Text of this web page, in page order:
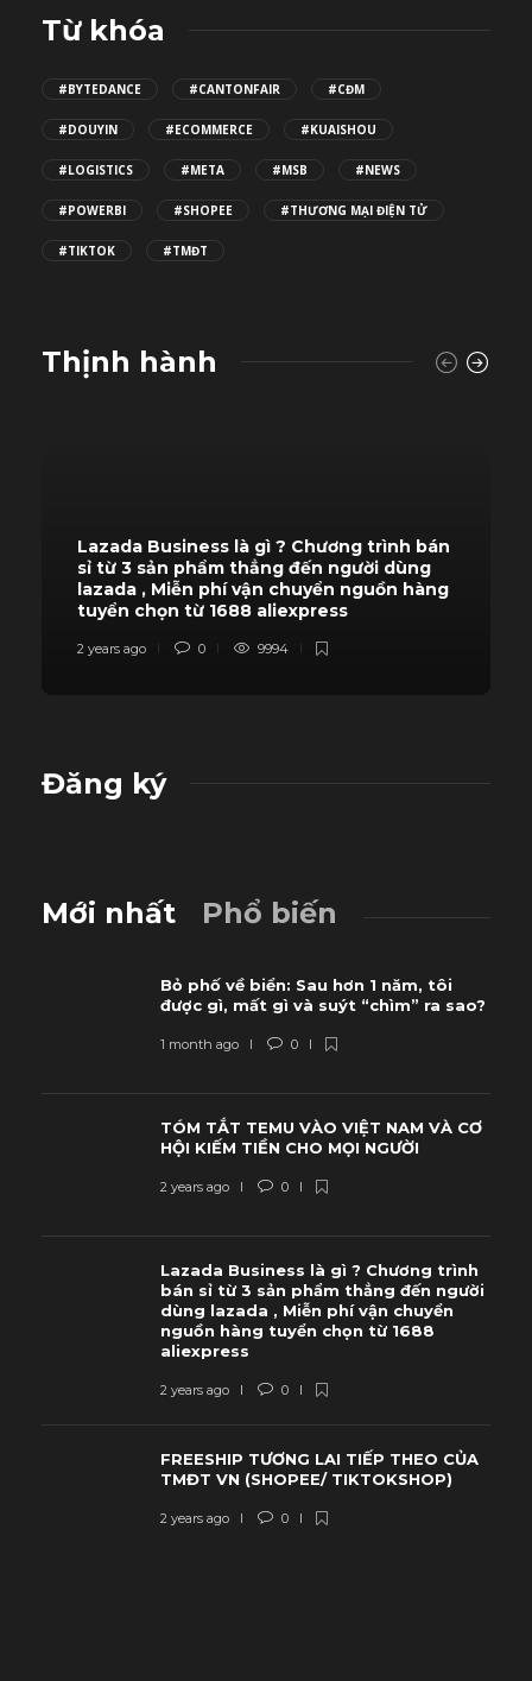
Từ khóa
#BYTEDANCE #CANTONFAIR #CĐM
#DOUYIN #ECOMMERCE #KUAISHOU
#LOGISTICS #META #MSB #NEWS
#POWERBI #SHOPEE #THƯƠNG MẠI ĐIỆN TỬ
#TIKTOK #TMĐT
Thịnh hành
Lazada Business là gì ? Chương trình bán
sỉ từ 3 sản phẩm thẳng đến người dùng
lazada , Miễn phí vận chuyển nguồn hàng
tuyển chọn từ 1688 aliexpress
2 years ago 0 9994
Đăng ký
Mới nhất Phổ biến
Bỏ phố về biển: Sau hơn 1 năm, tôi
được gì, mất gì và suýt “chìm” ra sao?
1 month ago 0
TÓM TẮT TEMU VÀO VIỆT NAM VÀ CƠ
HỘI KIẾM TIỀN CHO MỌI NGƯỜI
2 years ago 0
Lazada Business là gì ? Chương trình
bán sỉ từ 3 sản phẩm thẳng đến người
dùng lazada , Miễn phí vận chuyển
nguồn hàng tuyển chọn từ 1688
aliexpress
2 years ago 0
FREESHIP TƯƠNG LAI TIẾP THEO CỦA
TMĐT VN (SHOPEE/ TIKTOKSHOP)
2 years ago 0